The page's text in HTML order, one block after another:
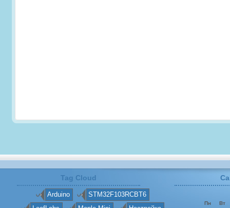
Tag Cloud
Arduino
STM32F103RCBT6
Пн Вт